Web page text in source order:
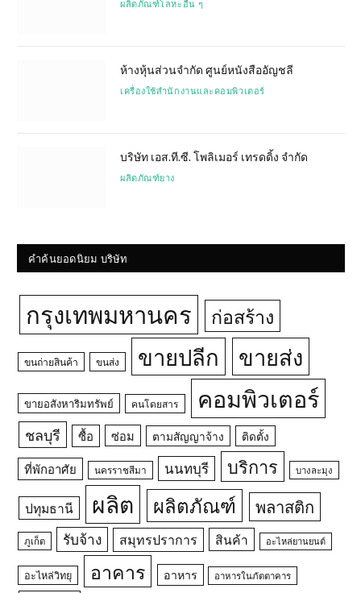
ผลิตภัณฑ์โลหะอื่น ๆ
ห้างหุ้นส่วนจำกัด ศูนย์หนังสืออัญชลี
เครื่องใช้สำนักงานและคอมพิวเตอร์
บริษัท เอส.ที.ซี. โพลิเมอร์ เทรดดิ้ง จำกัด
ผลิตภัณฑ์ยาง
คำค้นยอดนิยม บริษัท
กรุงเทพมหานคร ก่อสร้าง
ขนถ่ายสินค้า ขนส่ง ขายปลีก ขายส่ง
ขายอสังหาริมทรัพย์ คนโดยสาร คอมพิวเตอร์
ชลบุรี ซื้อ ซ่อม ตามสัญญาจ้าง ติดตั้ง
ที่พักอาศัย นครราชสีมา นนทบุรี บริการ บางละมุง
ปทุมธานี ผลิต ผลิตภัณฑ์ พลาสติก
ภูเก็ต รับจ้าง สมุทรปราการ สินค้า อะไหล่ยานยนต์
อะไหล่วิทยุ อาคาร อาหาร อาหารในภัตตาคาร